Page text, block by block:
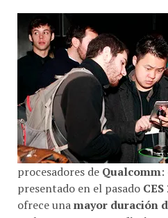
procesadores de Qualcomm:
presentado en el pasado
ofrece unamayor duración